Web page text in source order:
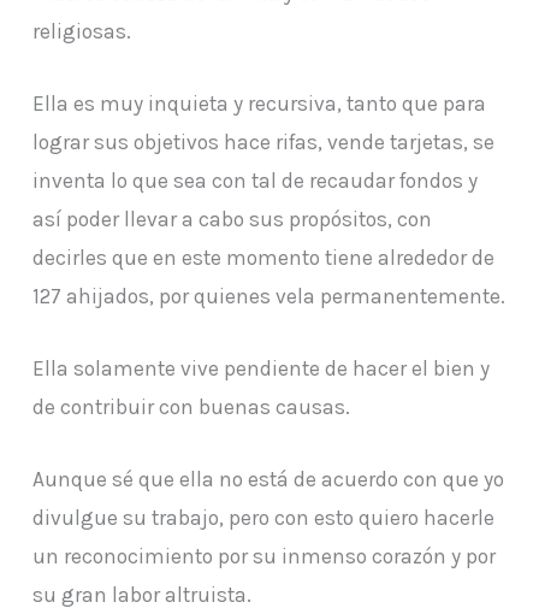
religiosas.
Ella es muy inquieta y recursiva, tanto que para
lograr sus objetivos hace rifas, vende tarjetas, se
inventa lo que sea con tal de recaudar fondos y
así poder llevar a cabo sus propósitos, con
decirles que en este momento tiene alrededor de
127 ahijados, por quienes vela permanentemente.
Ella solamente vive pendiente de hacer el bien y
de contribuir con buenas causas.
Aunque sé que ella no está de acuerdo con que yo
divulgue su trabajo, pero con esto quiero hacerle
un reconocimiento por su inmenso corazón y por
su gran labor altruista.